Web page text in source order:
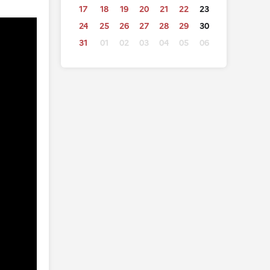
17
18 19 20 21 22
23
24
25 26 27 28 29
30
31
01 02 03 04 05 06